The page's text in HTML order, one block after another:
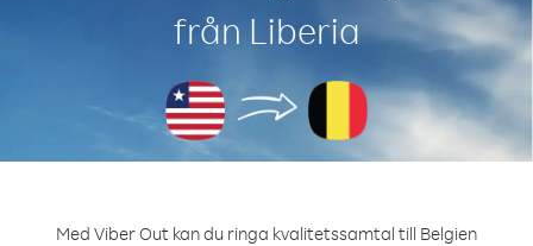
från Liberia
Med Viber Out kan du ringa kvalitetssamtal till Belgien